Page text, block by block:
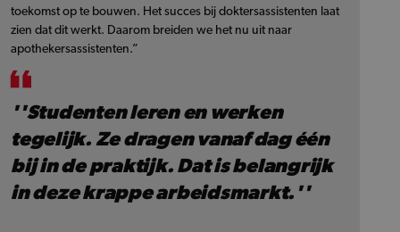
toekomst op te bouwen. Het succes bij doktersassistenten laat
zien dat dit werkt. Daarom breiden we het nu uit naar
apothekersassistenten.”
''Studenten leren en werken
tegelijk. Ze dragen vanaf dag één
bij in de praktijk. Dat is belangrijk
in deze krappe arbeidsmarkt.''